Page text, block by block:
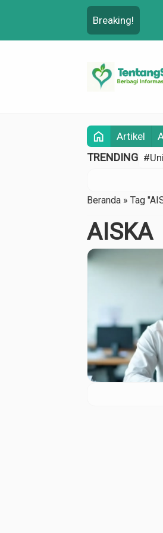
Breaking!
home Artikel
TRENDING
Beranda » Tag
AISKA